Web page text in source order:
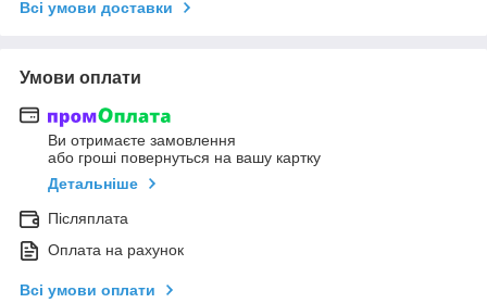
Всі умови доставки
Умови оплати
Ви отримаєте замовлення
або гроші повернуться на вашу картку
Детальніше
Післяплата
Оплата на рахунок
Всі умови оплати